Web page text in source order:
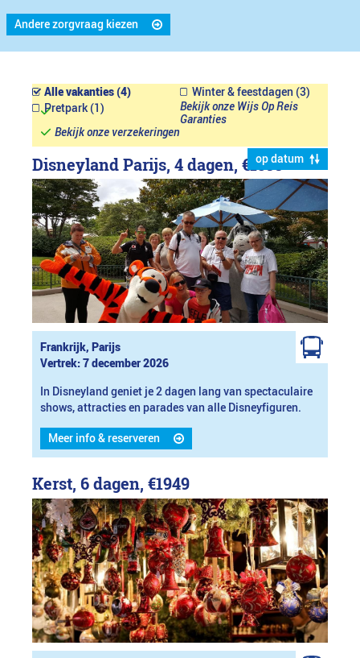
Andere zorgvraag kiezen
Alle vakanties (4)
Winter & feestdagen (3)
Pretpark (1)
Bekijk onze Wijs Op Reis
Garanties
Bekijk onze verzekeringen
op datum
Disneyland Parijs, 4 dagen, €1599
Frankrijk, Parijs
Vertrek: 7 december 2026
In Disneyland geniet je 2 dagen lang van spectaculaire
shows, attracties en parades van alle Disneyfiguren.
Meer info & reserveren
Kerst, 6 dagen, €1949